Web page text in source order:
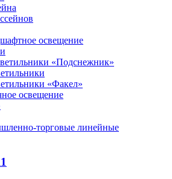
освещение
«Подснежник»
«Факел»
освещение
торговые линейные